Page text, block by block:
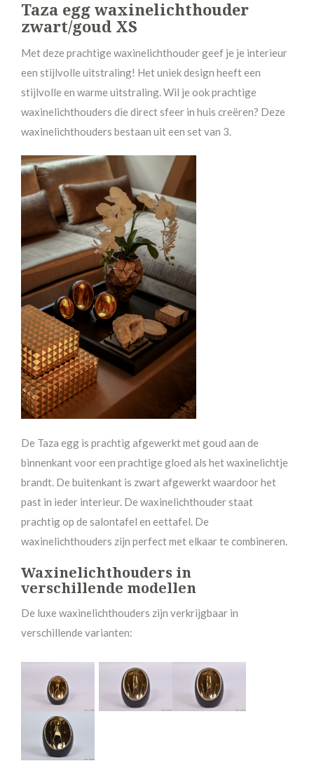
Taza egg waxinelichthouder
zwart/goud XS
Met deze prachtige waxinelichthouder geef je je interieur
een stijlvolle uitstraling! Het uniek design heeft een
stijlvolle en warme uitstraling. Wil je ook prachtige
waxinelichthouders die direct sfeer in huis creëren? Deze
waxinelichthouders bestaan uit een set van 3.
De Taza egg is prachtig afgewerkt met goud aan de
binnenkant voor een prachtige gloed als het waxinelichtje
brandt. De buitenkant is zwart afgewerkt waardoor het
past in ieder interieur. De waxinelichthouder staat
prachtig op de salontafel en eettafel. De
waxinelichthouders zijn perfect met elkaar te combineren.
Waxinelichthouders in
verschillende modellen
De luxe waxinelichthouders zijn verkrijgbaar in
verschillende varianten: